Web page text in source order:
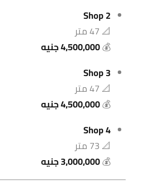
Shop 2
📐 47 متر
💰4,500,000 جنيه
Shop 3
📐 47 متر
💰4,500,000 جنيه
Shop 4
📐 73 متر
💰3,000,000 جنيه